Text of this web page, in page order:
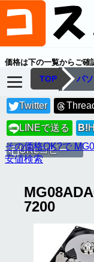
価格は下の一覧からご確
TOP パ
Twitter
LINE LINEで送る B!
URLコピー
その価格OK?で
安値検索
7200